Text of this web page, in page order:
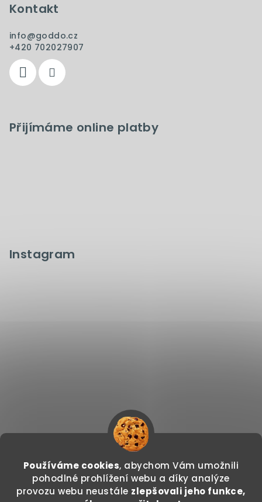
Používáme cookies, abychom Vám umožnili
pohodlné prohlížení webu a díky analýze
provozu webu neustále zlepšovali jeho funkce,
Kontakt
info@goddo.cz
+420 702027907
Přijímáme online platby
Instagram
Sledovat na Instagramu
Copyright 2026GODDO.CZ. Všechna práva